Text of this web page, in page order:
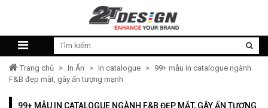
Trang chủ > In Ấn > In catalogue > 99+ mẫu in catalogue ngành
F&B đẹp mắt, gây ấn tượng mạnh
99+ MẪU IN CATALOGUE NGÀNH F&B ĐẸP MẮT, GÂY ẤN TƯỢNG